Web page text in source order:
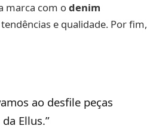
marca com odenim
e qualidade. Por fim,
ao desfile peças
Ellus.”